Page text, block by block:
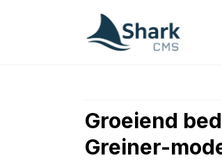
Groeiend
Greiner-